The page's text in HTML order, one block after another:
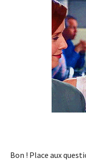
Bon ! Place aux